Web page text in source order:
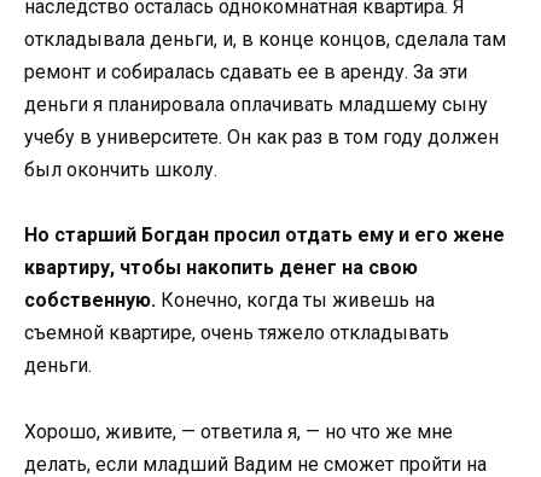
наследство осталась однокомнатная квартира. Я
откладывала деньги, и, в конце концов, сделала там
ремонт и собиралась сдавать ее в аренду. За эти
деньги я планировала оплачивать младшему сыну
учебу в университете. Он как раз в том году должен
был окончить школу.
Но старший Богдан просил отдать ему и его жене
квартиру, чтобы накопить денег на свою
собственную. Конечно, когда ты живешь на
съемной квартире, очень тяжело откладывать
деньги.
Хорошо, живите, — ответила я, — но что же мне
делать, если младший Вадим не сможет пройти на